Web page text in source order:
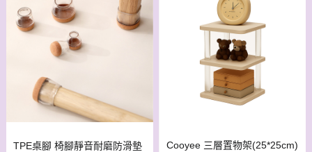
TPE桌腳 椅腳靜音耐磨防滑墊
Cooyee 三層置物架(25*25cm)